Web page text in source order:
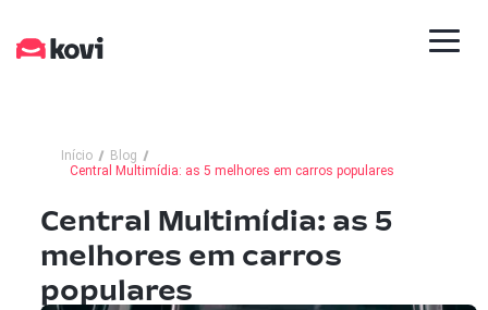
Início
Blog
Central Multimídia: as 5 melhores em carros populares
Central Multimídia: as 5
melhores em carros
populares